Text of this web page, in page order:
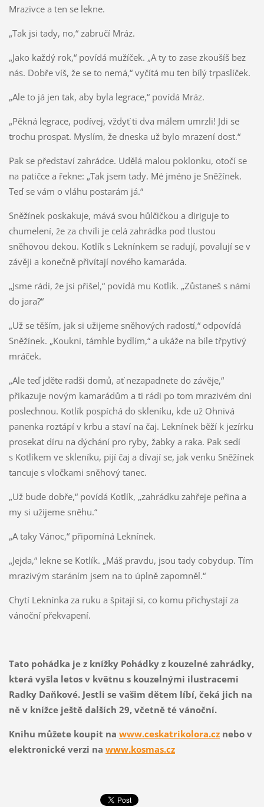
Mrazivce a ten se lekne.
„Tak jsi tady, no,“ zabručí Mráz.
„Jako každý rok,“ povídá mužíček. „A ty to zase zkoušíš bez
nás. Dobře víš, že se to nemá,“ vyčítá mu ten bílý trpaslíček.
„Ale to já jen tak, aby byla legrace,“ povídá Mráz.
„Pěkná legrace, podívej, vždyť ti dva málem umrzli! Jdi se
trochu prospat. Myslím, že dneska už bylo mrazení dost.“
Pak se představí zahrádce. Udělá malou poklonku, otočí se
na patičce a řekne: „Tak jsem tady. Mé jméno je Sněžínek.
Teď se vám o vláhu postarám já.“
Sněžínek poskakuje, mává svou hůlčičkou a diriguje to
chumelení, že za chvíli je celá zahrádka pod tlustou
sněhovou dekou. Kotlík s Leknínkem se radují, povalují se v
závěji a konečně přivítají nového kamaráda.
„Jsme rádi, že jsi přišel,“ povídá mu Kotlík. „Zůstaneš s námi
do jara?“
„Už se těším, jak si užijeme sněhových radostí,“ odpovídá
Sněžínek. „Koukni, támhle bydlím,“ a ukáže na bíle třpytivý
mráček.
„Ale teď jděte radši domů, ať nezapadnete do závěje,“
přikazuje novým kamarádům a ti rádi po tom mrazivém dni
poslechnou. Kotlík pospíchá do skleníku, kde už Ohnivá
panenka roztápí v krbu a staví na čaj. Leknínek běží k jezírku
prosekat díru na dýchání pro ryby, žabky a raka. Pak sedí
s Kotlíkem ve skleníku, pijí čaj a dívají se, jak venku Sněžínek
tancuje s vločkami sněhový tanec.
„Už bude dobře,“ povídá Kotlík, „zahrádku zahřeje peřina a
my si užijeme sněhu.“
„A taky Vánoc,“ připomíná Leknínek.
„Jejda,“ lekne se Kotlík. „Máš pravdu, jsou tady cobydup. Tím
mrazivým staráním jsem na to úplně zapomněl.“
Chytí Leknínka za ruku a špitají si, co komu přichystají za
vánoční překvapení.
Tato pohádka je z knížky Pohádky z kouzelné zahrádky,
která vyšla letos v květnu s kouzelnými ilustracemi
Radky Daňkové. Jestli se vašim dětem líbí, čeká jich na
ně v knížce ještě dalších 29, včetně té vánoční.
Knihu můžete koupit na www.ceskatrikolora.cznebo v
elektronické verzi na www.kosmas.cz